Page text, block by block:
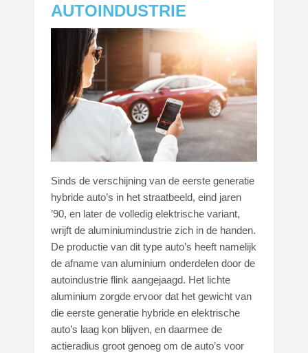
AUTOINDUSTRIE
Sinds de verschijning van de eerste generatie
hybride auto’s in het straatbeeld, eind jaren
’90, en later de volledig elektrische variant,
wrijft de aluminiumindustrie zich in de handen.
De productie van dit type auto’s heeft namelijk
de afname van aluminium onderdelen door de
autoindustrie flink aangejaagd. Het lichte
aluminium zorgde ervoor dat het gewicht van
die eerste generatie hybride en elektrische
auto’s laag kon blijven, en daarmee de
actieradius groot genoeg om de auto’s voor